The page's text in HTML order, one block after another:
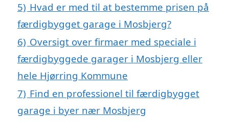
5) Hvad er med til at bestemme prisen på
færdigbygget garage i Mosbjerg?
6) Oversigt over firmaer med speciale i
færdigbyggede garager i Mosbjerg eller
hele Hjørring Kommune
7) Find en professionel til færdigbygget
garage i byer nær Mosbjerg